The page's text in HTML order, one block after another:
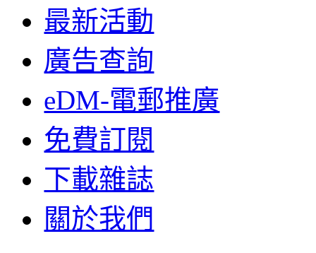
最新活動
廣告查詢
eDM-電郵推廣
免費訂閱
下載雜誌
關於我們